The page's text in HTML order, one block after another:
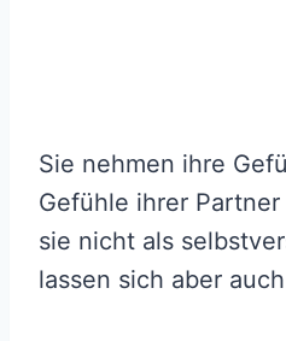
Sie nehmen ihre
Gefühle ihrer
sie nicht als
lassen sich aber